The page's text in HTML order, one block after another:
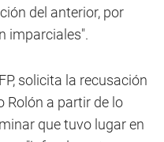
del anterior, por
imparciales".
solicita la recusación
Rolón a partir de lo
que tuvo lugar en